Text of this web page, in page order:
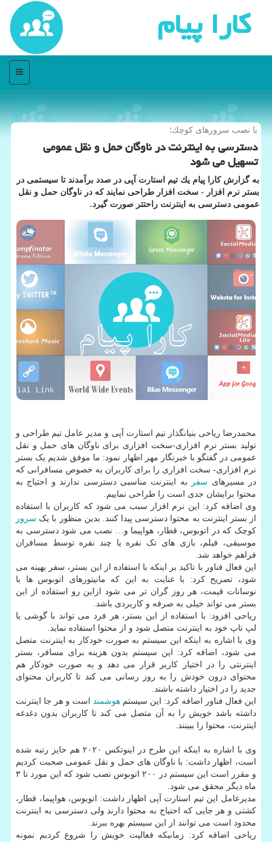
كارا پیام
منو
با نصب سرورهای كوچك؛
دسترسی به اینترنت در ناوگان حمل و نقل عمومی
تسهیل می شود
به گزارش كارا پیام یك تیم استارت آپی در صدد برآمدند تا سیستمی در
بستر نرم افزار - سخت افزار طراحی نمایند كه در ناوگان حمل و نقل
عمومی دسترسی به اینترنت راحتتر صورت گیرد.
محمدرضا ریاحی بنیانگذار تیم استارت آپی و مدیر عامل تیم طراحی و
تولید بستر نرم افزاری-سخت افزاری برای ناوگان های حمل و نقل
عمومی در گفتگو با خبرنگار مهر اظهار نمود: ما موفق شدیم یک بستر
نرم افزاری- سخت افزاری را برای کاربران به خصوص مسافرانی که
در مسیرهای سفر
به اینترنت مناسبی دسترسی ندارند و احتیاج به
محتوا برایشان جدی است را طراحی نماییم.
وی اضافه کرد: این نرم افزار سبب می شود که کاربران با استفاده
از بستر اینترنت به محتوا دسترسی پیدا کنند. بدین منظور با یک سرور
کوچک که در اتوبوس، قطار، هواپیما و… نصب می شود دسترسی به
موسیقی، فیلم، بازی های تک نفره یا چند نفره توسط مسافران
فراهم خواهد شد.
این فعال فناور با تاکید بر اینکه با استفاده از این بستر، سفر بهینه می
شود، تصریح کرد: با عنایت به این که مانیتورهای اتوبوس ها با
نوسانات قیمت، هر روز گران تر می شود ازاین رو استفاده از این
بستر می تواند خیلی به صرفه و کاربردی باشد.
ریاحی افزود: با استفاده از این بستر، هر فرد می تواند با گوشی یا
لپ تاپ خود به اینترنت متصل شود و از محتوا استفاده نماید.
وی با اشاره به اینکه این سیستم به صورت خودکار به اینترنت متصل
می شود، اضافه کرد: این سیستم بدون هزینه برای مسافر، بستر
اینترنتی را در اختیار کاربر قرار می دهد و به صورت خودکار هم
محتوای درون خودش را به روز رسانی می کند تا کاربران محتوای
جدید را در اختیار داشته باشند.
این فعال فناور اضافه کرد: این سیستم هوشمند است و هر جا اینترنت
داشته باشد خویش را به آن متصل می کند تا کاربران بدون دغدغه
اینترنت، محتوا را ببینند.
وی با اشاره به اینکه این طرح در اینوتکس ۲۰۲۰ هم حایز رتبه شده
است، اظهار داشت: با ناوگان های حمل و نقل عمومی صحبت کردیم
و مقرر است این سیستم در ۲۰۰ اتوبوس نصب شود که این مورد تا ۳
ماه دیگر محقق می شود.
مدیرعامل این تیم استارت آپی اظهار داشت: اتوبوس، هواپیما، قطار،
کشتی و هر جایی که احتیاج به محتوا دارند ولی دسترسی به اینترنت
محدود است می توانند از این سیستم بهره ببرند.
ریاحی اضافه کرد: زمانیکه فعالیت خویش را شروع کردیم نمونه